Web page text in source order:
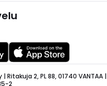
Ritakuja 2, PL 88, 01740 VANTAA |
2